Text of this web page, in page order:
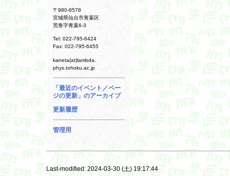
〒980-8578
宮城県仙台市青葉区
荒巻字青葉6-3
Tel: 022-795-6424
Fax: 022-795-6455
kaneta(at)lambda.
phys.tohoku.ac.jp
「最近のイベント／ペー
ジの更新」のアーカイブ
更新履歴
管理用
Last-modified: 2024-03-30 (土) 19:17:44